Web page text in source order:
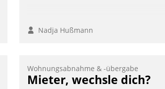
Nadja Hußmann
Wohnungsabnahme & -übergabe
Mieter, wechsle dich?